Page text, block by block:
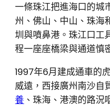
一條珠江把進海口的城
州、佛山、中山、珠海
圳與噴鼻港。珠江口工
程一座座橋梁與通道慎
1997年6月建成通車的
威遠，西接廣州南沙自
養 、珠海、港澳的路